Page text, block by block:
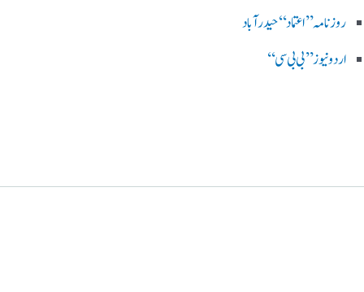
روزنامہ ’’اعتماد‘‘ حیدرآباد
اردو نیوز ’’بی بی سی‘‘